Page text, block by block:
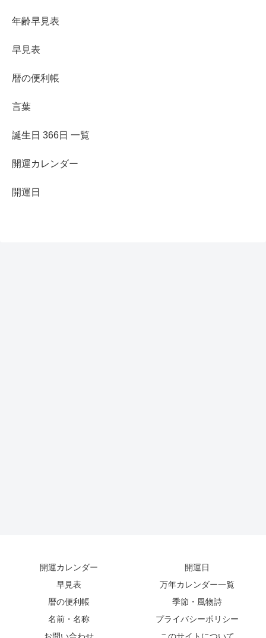
年齢早見表
早見表
暦の便利帳
言葉
誕生日 366日 一覧
開運カレンダー
開運日
開運カレンダー
開運日
早見表
万年カレンダー一覧
暦の便利帳
季節・風物詩
名前・名称
プライバシーポリシー